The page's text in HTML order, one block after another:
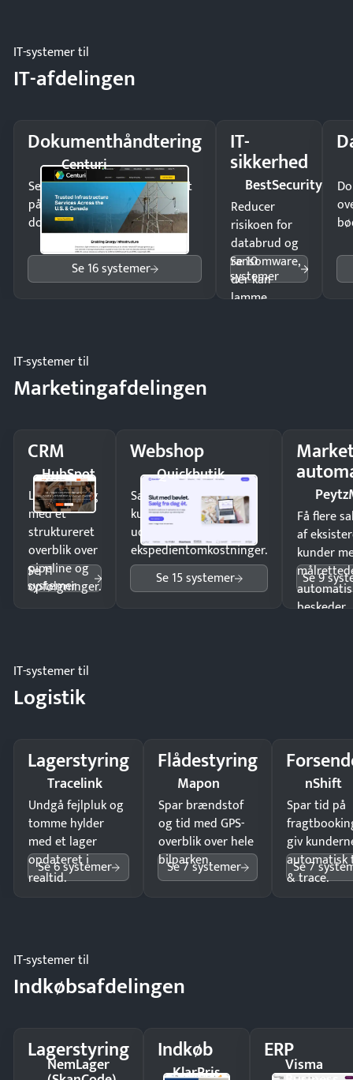
IT-systemer til
IT-afdelingen
Dokumenthåndtering
Centuri
Send kontrakter til underskrift
på minutter og mist ingen
dokumenter.
Se 16 systemer
IT-
sikkerhed
BestSecurity
Reducer
risikoen for
databrud og
ransomware,
der kan
lamme
Se 10
systemer
IT-systemer til
Marketingafdelingen
CRM
HubSpot
Luk flere salg
med et
struktureret
overblik over
pipeline og
opfølgninger.
Se 11
systemer
Webshop
Quickbutik
Sælg produkter 24/7 til
kunder i hele landet
uden
ekspedientomkostninger.
Se 15 systemer
Få flere
af
kunder
beskeder.
Se 9
IT-systemer til
Logistik
Lagerstyring
Tracelink
Undgå fejlpluk og
tomme hylder
med et lager
opdateret i
realtid.
Se 6 systemer
Flådestyring
Mapon
Spar brændstof
og tid med GPS-
overblik over hele
bilparken.
Se 7 systemer
nShift
Spar tid på
giv
automatisk
& trace.
Se 7
IT-systemer til
Indkøbsafdelingen
Lagerstyring
NemLager Indkøb
KlarPris
ERPVisma